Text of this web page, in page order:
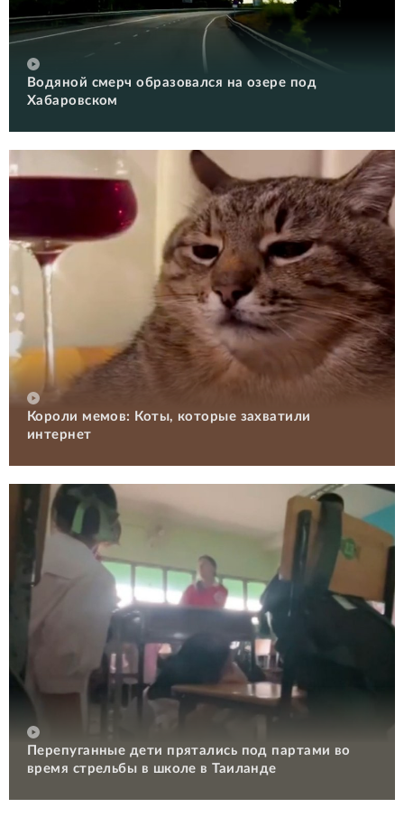
Водяной смерч образовался на озере под
Хабаровском
Короли мемов: Коты, которые захватили
интернет
Перепуганные дети прятались под партами во
время стрельбы в школе в Таиланде